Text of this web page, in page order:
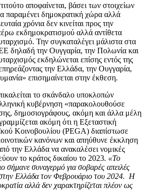
αποφαίνεται, βάσει των στοιχείων
παραμένει δημοκρατική χώρα αλλά
χρόνια δεν κινείται προς την
εκδημοκρατισμού αλλά αντίθετα
Την συγκαταλέγει μάλιστα στα
δηλαδή την Ουγγαρία, την Πολωνία και
εκδηλώνεται επίσης εντός της
την Ελλάδα, την Ουγγαρία,
επισημαίνεται στην έκθεση.
το σκάνδαλο υποκλοπών
κυβέρνηση «παρακολουθούσε
δημοσιογράφους, ακόμη και άλλα μέλη
ακόμη ότι η Εξεταστική
Κοινοβουλίου (PEGA) διαπίστωσε
κανόνων και απηύθυνε έκκληση
την Ελλάδα να ανακαλέσει νομικές
το κράτος δικαίου το 2023. «Το
σήμανε συναγερμό για σοβαρές απειλές
Ελλάδα τον Φεβρουάριο του 2024. Η
αλλά δεν χαρακτηρίζεται πλέον ως